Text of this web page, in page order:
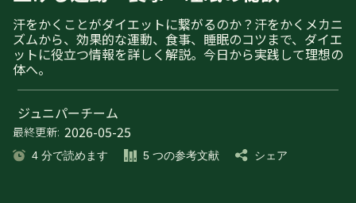
汗をかくことがダイエットに繋がるのか？汗をかくメカニ
ズムから、効果的な運動、食事、睡眠のコツまで、ダイエ
ットに役立つ情報を詳しく解説。今日から実践して理想の
体へ。
ジュニパーチーム
最終更新: 2026-05-25
4 分で読めます 5 つの参考文献 シェア